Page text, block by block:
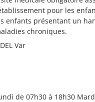
pour les
enfants présentant un
chroniques.
Var
de 07h30 à 18h30